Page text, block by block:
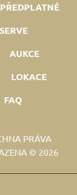
PŘEDPLATNÉ
AUKCE
LOKACE
FAQ
PRÁVA
© 2026